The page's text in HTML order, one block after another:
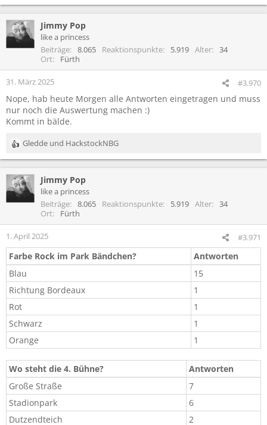
Jimmy Pop
like a princess
Beiträge
8.065 Reaktionspunkte 5.919 Alter
34
Ort
Fürth
31. März 2025 #3.970
Nope, hab heute Morgen alle Antworten eingetragen und muss
nur noch die Auswertung machen :)
Kommt in bälde.
R
e
k
t
i
n
:
Gledde und HackstockNBG
Jimmy Pop
like a princess
Beiträge
8.065 Reaktionspunkte 5.919 Alter
34
Ort
Fürth
1. April 2025 #3.971
Farbe Rock im Park Bändchen?​
Antworten​
Blau​
15​
Richtung Bordeaux​
1​
Rot​
1​
Schwarz​
1​
Orange
1
Wo steht die 4. Bühne?​
Antworten​
Große Straße​
7​
Stadionpark​
6​
Dutzendteich​
2​